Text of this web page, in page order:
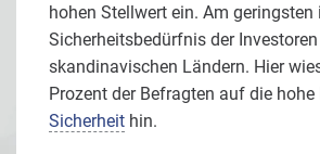
hohen Stellwert ein. Am geringsten
Sicherheitsbedürfnis der
skandinavischen Ländern. Hier
Prozent der Befragten auf die hohe
Sicherheit hin.